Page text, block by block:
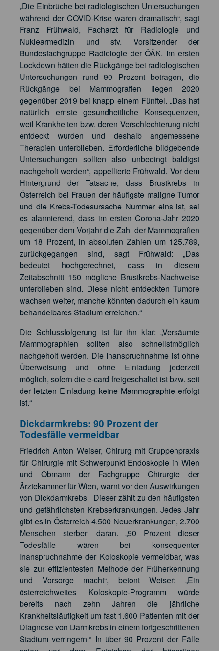
„Die Einbrüche bei radiologischen Untersuchungen
während der COVID-Krise waren dramatisch“, sagt
Franz Frühwald, Facharzt für Radiologie und
Nuklearmedizin und stv. Vorsitzender der
Bundesfachgruppe Radiologie der ÖÄK. Im ersten
Lockdown hätten die Rückgänge bei radiologischen
Untersuchungen rund 90 Prozent betragen, die
Rückgänge bei Mammografien liegen 2020
gegenüber 2019 bei knapp einem Fünftel. „Das hat
natürlich ernste gesundheitliche Konsequenzen,
weil Krankheiten bzw. deren Verschlechterung nicht
entdeckt wurden und deshalb angemessene
Therapien unterblieben. Erforderliche bildgebende
Untersuchungen sollten also unbedingt baldigst
nachgeholt werden“, appellierte Frühwald. Vor dem
Hintergrund der Tatsache, dass Brustkrebs in
Österreich bei Frauen der häufigste maligne Tumor
und die Krebs-Todesursache Nummer eins ist, sei
es alarmierend, dass im ersten Corona-Jahr 2020
gegenüber dem Vorjahr die Zahl der Mammografien
um 18 Prozent, in absoluten Zahlen um 125.789,
zurückgegangen sind, sagt Frühwald: „Das
bedeutet hochgerechnet, dass in diesem
Zeitabschnitt 150 mögliche Brustkrebs-Nachweise
unterblieben sind. Diese nicht entdeckten Tumore
wachsen weiter, manche könnten dadurch ein kaum
behandelbares Stadium erreichen.“
Die Schlussfolgerung ist für ihn klar: „Versäumte
Mammographien sollten also schnellstmöglich
nachgeholt werden. Die Inanspruchnahme ist ohne
Überweisung und ohne Einladung jederzeit
möglich, sofern die e-card freigeschaltet ist bzw. seit
der letzten Einladung keine Mammographie erfolgt
ist.“
Dickdarmkrebs: 90 Prozent der
Todesfälle vermeidbar
Friedrich Anton Weiser, Chirurg mit Gruppenpraxis
für Chirurgie mit Schwerpunkt Endoskopie in Wien
und Obmann der Fachgruppe Chirurgie der
Ärztekammer für Wien, warnt vor den Auswirkungen
von Dickdarmkrebs. Dieser zählt zu den häufigsten
und gefährlichsten Krebserkrankungen. Jedes Jahr
gibt es in Österreich 4.500 Neuerkrankungen, 2.700
Menschen sterben daran. „90 Prozent dieser
Todesfälle wären bei konsequenter
Inanspruchnahme der Koloskopie vermeidbar, was
sie zur effizientesten Methode der Früherkennung
und Vorsorge macht“, betont Weiser: „Ein
österreichweites Koloskopie-Programm würde
bereits nach zehn Jahren die jährliche
Krankheitsläufigkeit um fast 1.600 Patienten mit der
Diagnose von Darmkrebs in einem fortgeschrittenen
Stadium verringern.“ In über 90 Prozent der Fälle